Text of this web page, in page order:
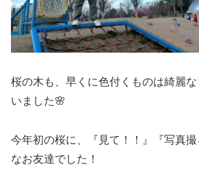
桜の木も、早くに色付くものは綺麗
いました🌸
今年初の桜に、『見て！！』『写真
なお友達でした！